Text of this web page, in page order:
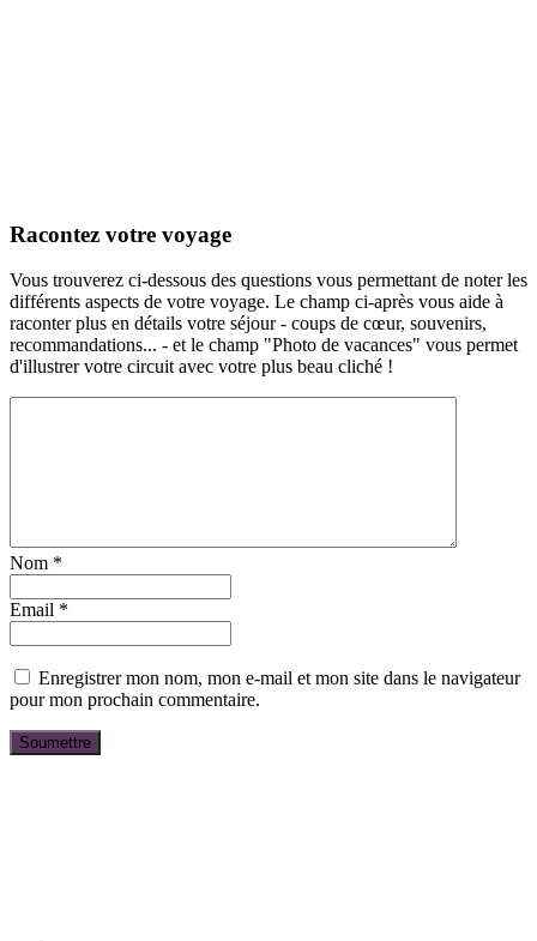
Racontez votre voyage
Vous trouverez ci-dessous des questions vous permettant de noter les
différents aspects de votre voyage. Le champ ci-après vous aide à
raconter plus en détails votre séjour - coups de cœur, souvenirs,
recommandations... - et le champ "Photo de vacances" vous permet
d'illustrer votre circuit avec votre plus beau cliché !
Nom *
Email *
Enregistrer mon nom, mon e-mail et mon site dans le navigateur
pour mon prochain commentaire.